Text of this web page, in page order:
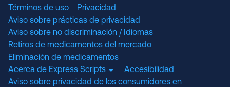
Términos de uso
Privacidad
Aviso sobre prácticas de privacidad
Aviso sobre no discriminación / Idiomas
Retiros de medicamentos del mercado
Eliminación de medicamentos
Acerca de Express Scripts
Accesibilidad
Aviso sobre privacidad de los consumidores en